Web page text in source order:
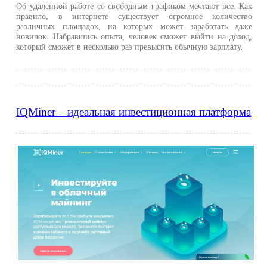
Об удаленной работе со свободным графиком мечтают все. Как
правило, в интернете существует огромное количество
различных площадок, на которых может заработать даже
новичок. Набравшись опыта, человек сможет выйти на доход,
который сможет в несколько раз превысить обычную зарплату.
IQMiner – идеальная инвестиционная платформа